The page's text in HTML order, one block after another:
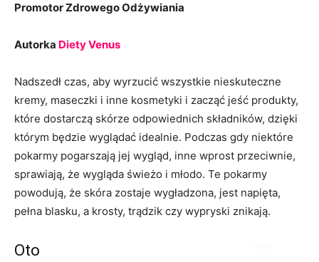
Promotor Zdrowego Odżywiania
Autorka Diety Venus
Nadszedł czas, aby wyrzucić wszystkie nieskuteczne
kremy, maseczki i inne kosmetyki i zacząć jeść produkty,
które dostarczą skórze odpowiednich składników, dzięki
którym będzie wyglądać idealnie. Podczas gdy niektóre
pokarmy pogarszają jej wygląd, inne wprost przeciwnie,
sprawiają, że wygląda świeżo i młodo. Te pokarmy
powodują, że skóra zostaje wygładzona, jest napięta,
pełna blasku, a krosty, trądzik czy wypryski znikają.
Oto